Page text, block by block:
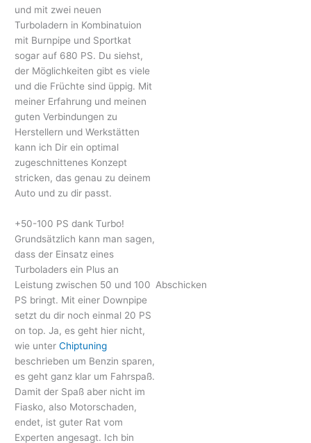
und mit zwei neuen
Turboladern in Kombinatuion
mit Burnpipe und Sportkat
sogar auf 680 PS. Du siehst,
der Möglichkeiten gibt es viele
und die Früchte sind üppig. Mit
meiner Erfahrung und meinen
guten Verbindungen zu
Herstellern und Werkstätten
kann ich Dir ein optimal
zugeschnittenes Konzept
stricken, das genau zu deinem
Auto und zu dir passt.
+50-100 PS dank Turbo!
Grundsätzlich kann man sagen,
dass der Einsatz eines
Turboladers ein Plus an
Leistung zwischen 50 und 100
PS bringt. Mit einer Downpipe
setzt du dir noch einmal 20 PS
on top. Ja, es geht hier nicht,
wie unterChiptuning
beschrieben um Benzin sparen,
es geht ganz klar um Fahrspaß.
Damit der Spaß aber nicht im
Fiasko, also Motorschaden,
endet, ist guter Rat vom
Experten angesagt. Ich bin
Abschicken